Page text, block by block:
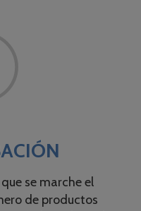
se marche el
de productos